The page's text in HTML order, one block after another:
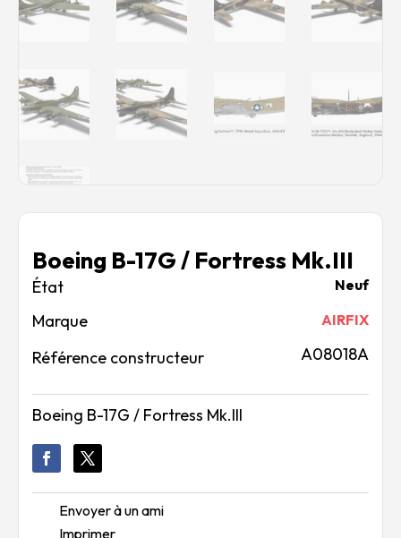
Puzzles
Contact
Boeing B-17G / Fortress Mk.III
Neuf
Marque AIRFIX
Référence constructeur A08018A
Boeing B-17G / Fortress Mk.III
Envoyer à un ami
Imprimer